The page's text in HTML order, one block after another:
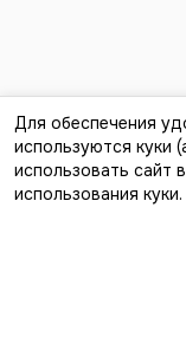
Лучший
Для обеспечения
используются куки
использовать сайт
использования куки.